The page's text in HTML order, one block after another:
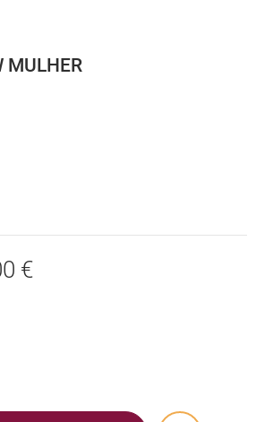
MULHER
€